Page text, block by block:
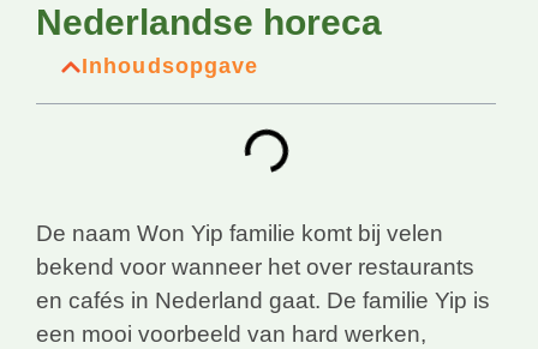
Nederlandse horeca
Inhoudsopgave
De naam Won Yip familie komt bij velen
bekend voor wanneer het over restaurants
en cafés in Nederland gaat. De familie Yip is
een mooi voorbeeld van hard werken,